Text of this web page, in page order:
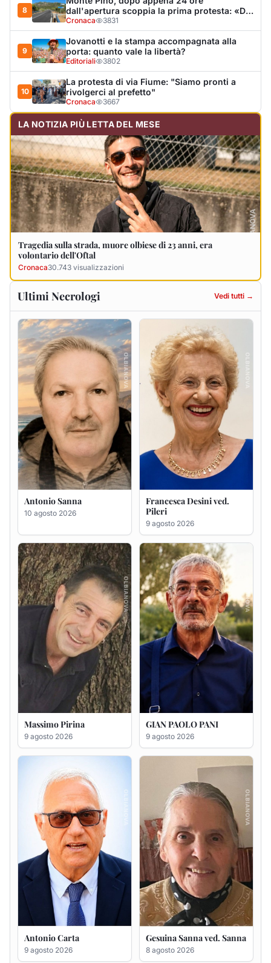
Tragedia sulla strada, muore olbiese di 23 anni, era
volontario dell'Oftal
Cronaca30.743visualizzazioni
Ultimi Necrologi Vedi tutti →
Antonio Sanna
10 agosto 2026
Francesca Desini ved.
9 agosto 2026
Massimo Pirina
9 agosto 2026
GIAN PAOLO PANI
9 agosto 2026
Antonio Carta
9 agosto 2026
Gesuina Sanna ved. Sanna